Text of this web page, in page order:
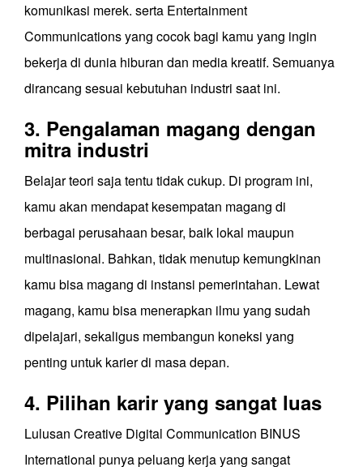
komunikasi merek. serta Entertainment
Communications yang cocok bagi kamu yang ingin
bekerja di dunia hiburan dan media kreatif. Semuanya
dirancang sesuai kebutuhan industri saat ini.
3. Pengalaman magang dengan
mitra industri
Belajar teori saja tentu tidak cukup. Di program ini,
kamu akan mendapat kesempatan magang di
berbagai perusahaan besar, baik lokal maupun
multinasional. Bahkan, tidak menutup kemungkinan
kamu bisa magang di instansi pemerintahan. Lewat
magang, kamu bisa menerapkan ilmu yang sudah
dipelajari, sekaligus membangun koneksi yang
penting untuk karier di masa depan.
4. Pilihan karir yang sangat luas
Lulusan Creative Digital Communication BINUS
International punya peluang kerja yang sangat